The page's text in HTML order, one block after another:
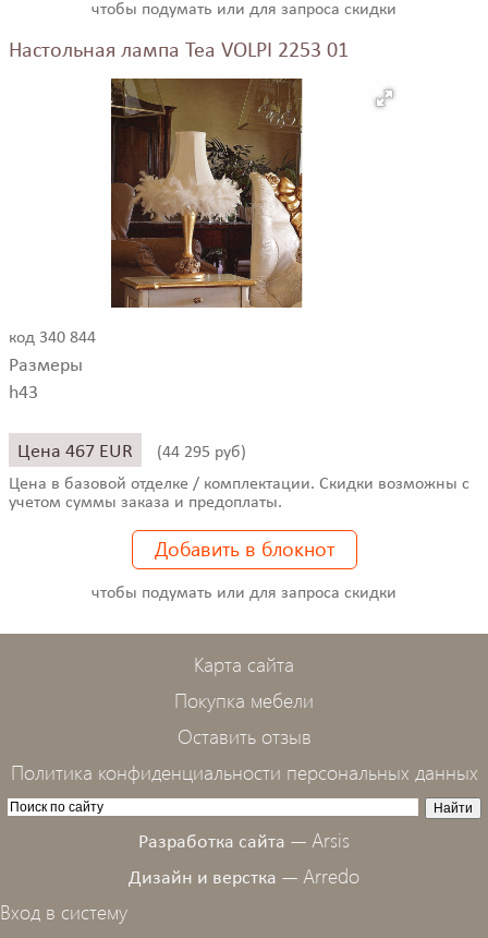
чтобы подумать или для запроса скидки
Настольная лампа Tea VOLPI 2253 01
код 340 844
Размеры
h43
Цена 467 EUR (44 295 руб)
Цена в базовой отделке / комплектации. Скидки возможны с
учетом суммы заказа и предоплаты.
Добавить в блокнот
чтобы подумать или для запроса скидки
Карта сайта
Покупка мебели
Оставить отзыв
Политика конфиденциальности персональных данных
Разработка сайта — Arsis
Дизайн и верстка — Arredo
Вход в систему